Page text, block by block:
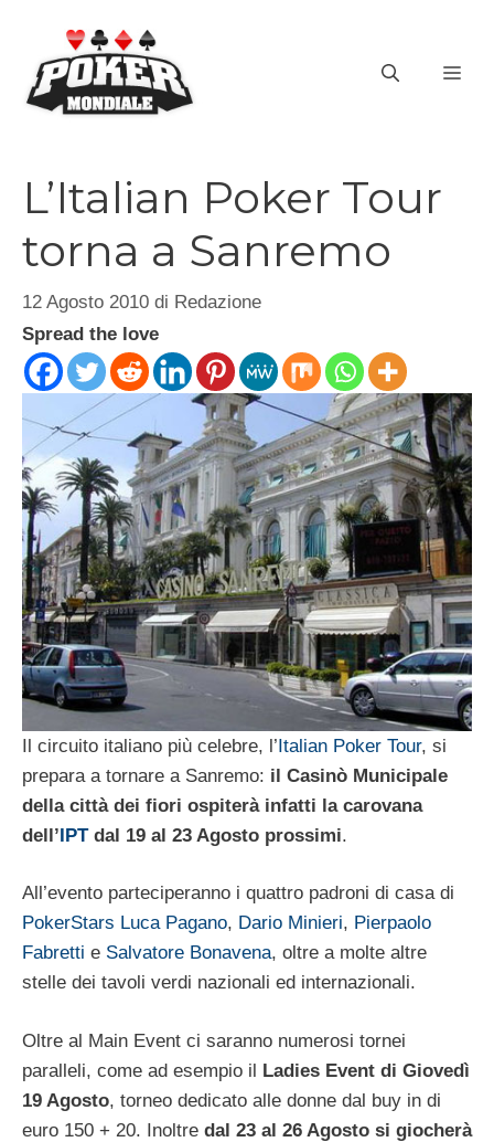
contenuto
L’Italian Poker Tour
torna a Sanremo
12 Agosto 2010 di Redazione
Spread the love
Il circuito italiano più celebre, l’Italian Poker Tour, si
prepara a tornare a Sanremo: il Casinò Municipale
della città dei fiori ospiterà infatti la carovana
dell’IPTdal 19 al 23 Agosto prossimi.
All’evento parteciperanno i quattro padroni di casa di
PokerStars Luca Pagano, Dario Minieri, Pierpaolo
Fabretti e Salvatore Bonavena, oltre a molte altre
stelle dei tavoli verdi nazionali ed internazionali.
Oltre al Main Event ci saranno numerosi tornei
paralleli, come ad esempio il Ladies Event di Giovedì
19 Agosto, torneo dedicato alle donne dal buy in di
euro 150 + 20. Inoltre dal 23 al 26 Agosto si giocherà